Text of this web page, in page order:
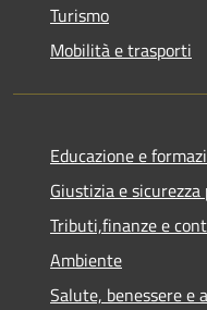
Turismo
Mobilità e trasporti
Educazione e
Giustizia e sicurezza
Tributi,finanze e
Ambiente
Salute, benessere e